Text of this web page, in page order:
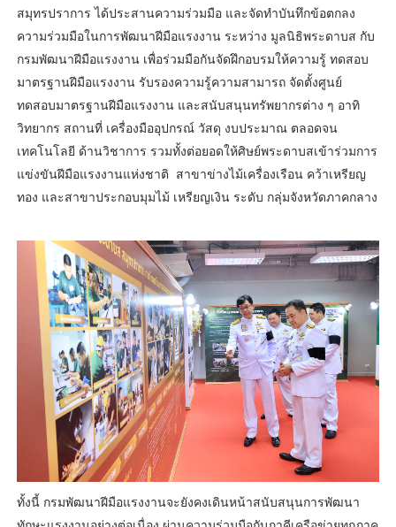
สมุทรปราการ ได้ประสานความร่วมมือ และจัดทำบันทึกข้อตกลง
ความร่วมมือในการพัฒนาฝีมือแรงงาน ระหว่าง มูลนิธิพระดาบส กับ
กรมพัฒนาฝีมือแรงงาน เพื่อร่วมมือกันจัดฝึกอบรมให้ความรู้ ทดสอบ
มาตรฐานฝีมือแรงงาน รับรองความรู้ความสามารถ จัดตั้งศูนย์
ทดสอบมาตรฐานฝีมือแรงงาน และสนับสนุนทรัพยากรต่าง ๆ อาทิ
วิทยากร สถานที่ เครื่องมืออุปกรณ์ วัสดุ งบประมาณ ตลอดจน
เทคโนโลยี ด้านวิชาการ รวมทั้งต่อยอดให้ศิษย์พระดาบสเข้าร่วมการ
แข่งขันฝีมือแรงงานแห่งชาติ สาขาข่างไม้เครื่องเรือน คว้าเหรียญ
ทอง และสาขาประกอบมุมไม้ เหรียญเงิน ระดับ กลุ่มจังหวัดภาคกลาง
ทั้งนี้ กรมพัฒนาฝีมือแรงงานจะยังคงเดินหน้าสนับสนุนการพัฒนา